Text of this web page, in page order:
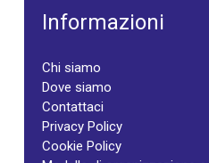
Informazioni
Chi siamo
Dove siamo
Contattaci
Privacy Policy
Cookie Policy